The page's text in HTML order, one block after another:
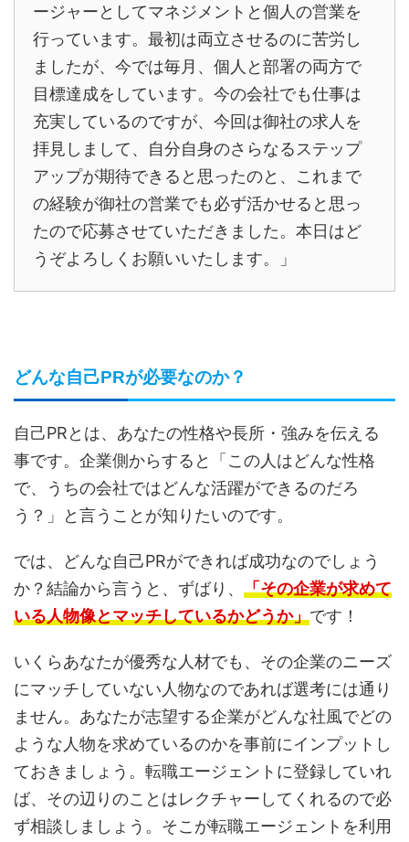
ージャーとしてマネジメントと個人の営業を
行っています。最初は両立させるのに苦労し
ましたが、今では毎月、個人と部署の両方で
目標達成をしています。今の会社でも仕事は
充実しているのですが、今回は御社の求人を
拝見しまして、自分自身のさらなるステップ
アップが期待できると思ったのと、これまで
の経験が御社の営業でも必ず活かせると思っ
たので応募させていただきました。本日はど
うぞよろしくお願いいたします。」
どんな自己PRが必要なのか？
自己PRとは、あなたの性格や長所・強みを伝える
事です。企業側からすると「この人はどんな性格
で、うちの会社ではどんな活躍ができるのだろ
う？」と言うことが知りたいのです。
では、どんな自己PRができれば成功なのでしょう
か？結論から言うと、ずばり、 「その企業が求めて
いる人物像とマッチしているかどうか」です！
いくらあなたが優秀な人材でも、その企業のニーズ
にマッチしていない人物なのであれば選考には通り
ません。あなたが志望する企業がどんな社風でどの
ような人物を求めているのかを事前にインプットし
ておきましょう。転職エージェントに登録していれ
ば、その辺りのことはレクチャーしてくれるので必
ず相談しましょう。そこが転職エージェントを利用